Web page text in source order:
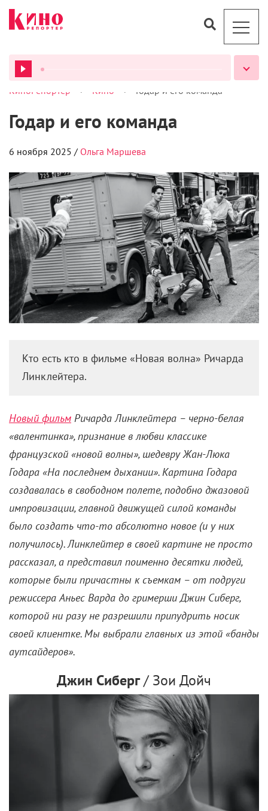
ВСЕ ПОДКАСТЫ
КиноРепортер > Кино > Годар и его команда
Годар и его команда
6 ноября 2025 / Ольга Маршева
Кто есть кто в фильме «Новая волна» Ричарда
Линклейтера.
Новый фильм Ричарда Линклейтера – черно-белая
«валентинка», признание в любви классике
французской «новой волны», шедевру Жан-Люка
Годара «На последнем дыхании». Картина Годара
создавалась в свободном полете, подобно джазовой
импровизации, главной движущей силой команды
было создать что-то абсолютно новое (и у них
получилось). Линклейтер в своей картине не просто
рассказал, а представил поименно десятки людей,
которые были причастны к съемкам – от подруги
режиссера Аньес Варда до гримерши Джин Сиберг,
которой ни разу не разрешили припудрить носик
своей клиентке. Мы выбрали главных из этой «банды
аутсайдеров».
Джин Сиберг/ Зои Дойч